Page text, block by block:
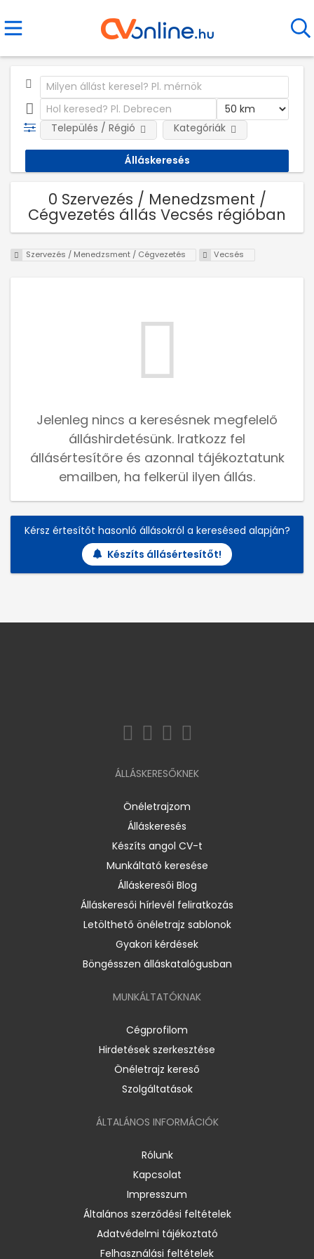
Település / Régió Kategóriák
0 Szervezés / Menedzsment /
Cégvezetés állás Vecsés régióban
Szervezés / Menedzsment / Cégvezetés Vecsés
Jelenleg nincs a keresésnek megfelelő
álláshirdetésünk. Iratkozz fel
állásértesítőre és azonnal tájékoztatunk
emailben, ha felkerül ilyen állás.
Kérsz értesítőt hasonló állásokról a keresésed alapján?
Készíts állásértesítőt!
ÁLLÁSKERESŐKNEK
Önéletrajzom
Álláskeresés
Készíts angol CV-t
Munkáltató keresése
Álláskeresői Blog
Álláskeresői hírlevél feliratkozás
Letölthető önéletrajz sablonok
Gyakori kérdések
Böngésszen álláskatalógusban
MUNKÁLTATÓKNAK
Cégprofilom
Hirdetések szerkesztése
Önéletrajz kereső
Szolgáltatások
ÁLTALÁNOS INFORMÁCIÓK
Rólunk
Kapcsolat
Impresszum
Általános szerződési feltételek
Adatvédelmi tájékoztató
Felhasználási feltételek